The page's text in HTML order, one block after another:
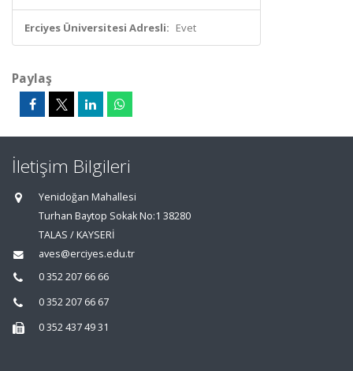
Erciyes Üniversitesi Adresli: Evet
Paylaş
İletişim Bilgileri
Yenidoğan Mahallesi
Turhan Baytop Sokak No:1 38280
TALAS / KAYSERİ
aves@erciyes.edu.tr
0 352 207 66 66
0 352 207 66 67
0 352 437 49 31